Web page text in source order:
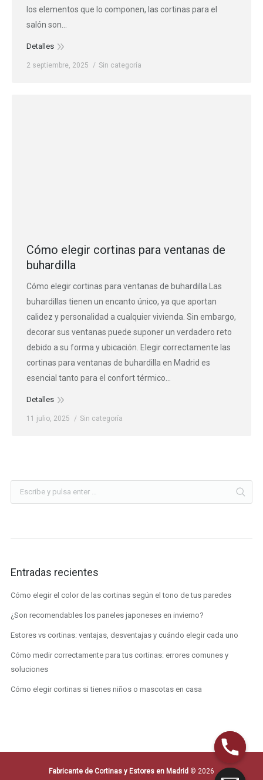
los elementos que lo componen, las cortinas para el
salón son…
Detalles
2 septiembre, 2025 Sin categoría
Cómo elegir cortinas para ventanas de
buhardilla
Cómo elegir cortinas para ventanas de buhardilla Las
buhardillas tienen un encanto único, ya que aportan
calidez y personalidad a cualquier vivienda. Sin embargo,
decorar sus ventanas puede suponer un verdadero reto
debido a su forma y ubicación. Elegir correctamente las
cortinas para ventanas de buhardilla en Madrid es
esencial tanto para el confort térmico…
Detalles
11 julio, 2025 Sin categoría
Entradas recientes
Cómo elegir el color de las cortinas según el tono de tus paredes
¿Son recomendables los paneles japoneses en invierno?
Estores vs cortinas: ventajas, desventajas y cuándo elegir cada uno
Cómo medir correctamente para tus cortinas: errores comunes y
soluciones
Cómo elegir cortinas si tienes niños o mascotas en casa
Fabricante de Cortinas y Estores en Madrid © 2026